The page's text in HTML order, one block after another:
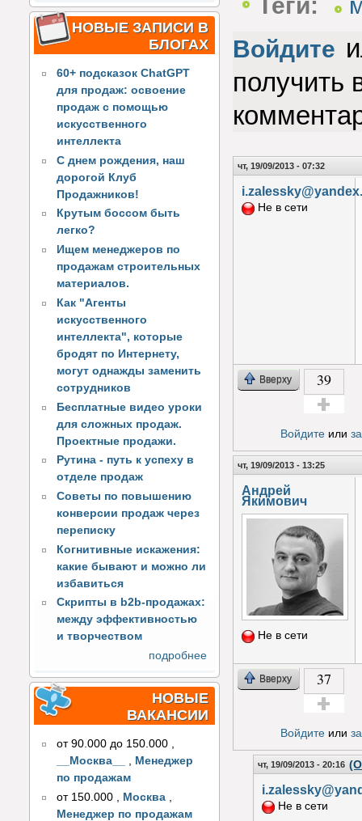
НОВЫЕ ЗАПИСИ В
БЛОГАХ
60+ подсказок ChatGPT
для продаж: освоение
продаж с помощью
искусственного
интеллекта
С днем рождения, наш
дорогой Клуб
Продажников!
Крутым боссом быть
легко?
Ищем менеджеров по
продажам строительных
материалов.
Как "Агенты
искусственного
интеллекта", которые
бродят по Интернету,
могут однажды заменить
сотрудников
Бесплатные видео уроки
для сложных продаж.
Проектные продажи.
Рутина - путь к успеху в
отделе продаж
Советы по повышению
конверсии продаж через
переписку
Когнитивные искажения:
какие бывают и можно ли
избавиться
Скрипты в b2b-продажах:
между эффективностью
и творчеством
подробнее
НОВЫЕ
ВАКАНСИИ
от 90.000 до 150.000 ,
__Москва__
, Менеджер
по продажам
от 150.000
Москва
Менеджер по продажам
Теги:
Войдите
получить
чт, 19/09/2013 - 07:32
Не в сети
Вверху 39
Войдитеили
чт, 19/09/2013 - 13:25
Андрей
Якимович
Не в сети
Вверху 37
Войдитеили
чт, 19/09/2013 - 20:16
Не в сети